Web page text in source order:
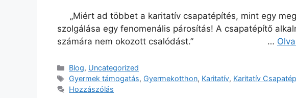
„Miért ad többet a karitatív csapatépítés, mint egy
szolgálása egy fenomenális párosítás! A csapatépítő
számára nem okozott csalódást.” …
Blog, Uncategorized
Gyermek támogatás, Gyermekotthon, Karitatív, Karitatív
Hozzászólás